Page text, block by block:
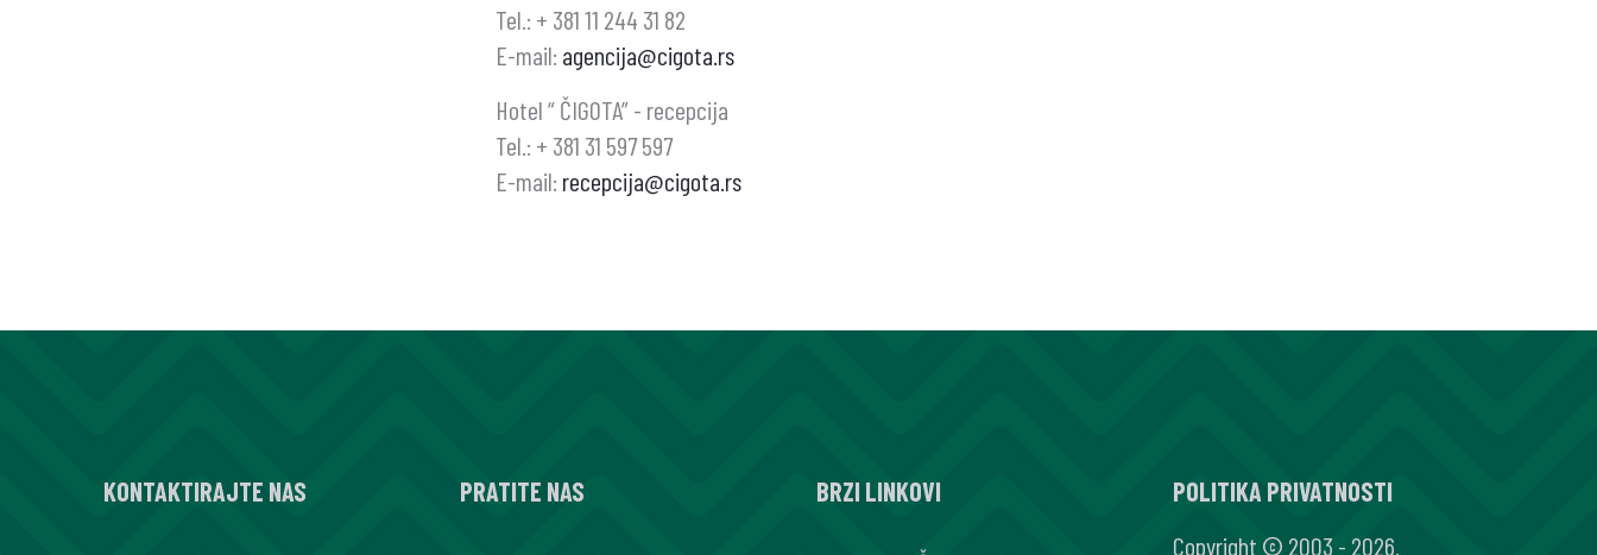
Tel.: + 381 11 244 31 82
E-mail: agencija@cigota.rs
Hotel “ ČIGOTA” - recepcija
Tel.: + 381 31 597 597
E-mail: recepcija@cigota.rs
KONTAKTIRAJTE NAS PRATITE NAS BRZI LINKOVI
POLITIKA PRIVATNOSTI
Copyright © 2003 - 2026.